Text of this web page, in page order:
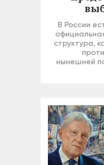
В России
структура,
нынешней